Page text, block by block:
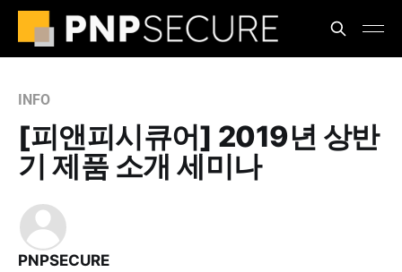
INFO
[피앤피시큐어] 2019년 상반
기 제품 소개 세미나
PNPSECURE